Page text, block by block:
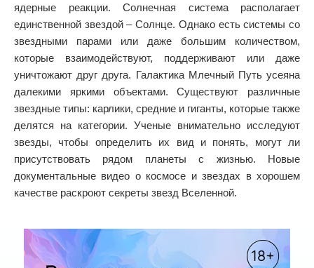
ядерные реакции. Солнечная система располагает
единственной звездой – Солнце. Однако есть системы со
звездными парами или даже большим количеством,
которые взаимодействуют, поддерживают или даже
уничтожают друг друга. Галактика Млечный Путь усеяна
далекими яркими объектами. Существуют различные
звездные типы: карлики, средние и гиганты, которые также
делятся на категории. Ученые внимательно исследуют
звезды, чтобы определить их вид и понять, могут ли
присутствовать рядом планеты с жизнью. Новые
документальные видео о космосе и звездах в хорошем
качестве раскроют секреты звезд Вселенной.